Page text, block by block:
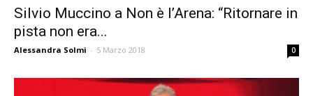
Silvio Muccino a Non è l’Arena: “Ritornare in
pista non era...
Alessandra Solmi - 5 Marzo 2018 0